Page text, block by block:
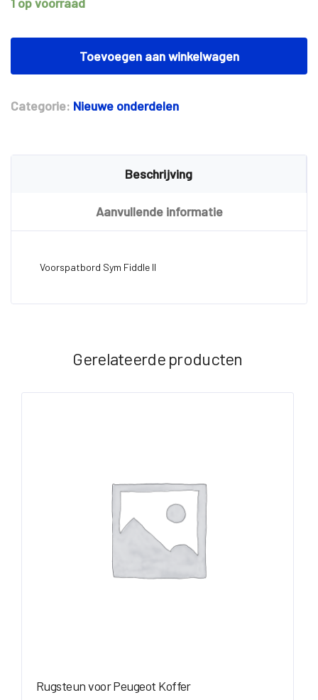
Voorspatbord
Fiddle
Toevoegen aan winkelwagen
Categorie: Nieuwe onderdelen
Beschrijving
Aanvullende informatie
Voorspatbord Sym Fiddle II
Gerelateerde producten
Rugsteun voor Peugeot Koffer